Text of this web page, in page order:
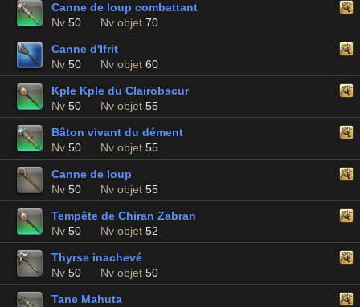
Canne de loup combattant
Nv 50 Nv objet 70
Canne d'Ifrit
Nv 50 Nv objet 60
Kple Kple du Clairobscur
Nv 50 Nv objet 55
Bâton vivant du dément
Nv 50 Nv objet 55
Canne de loup
Nv 50 Nv objet 55
Tempête de Chiran Zabran
Nv 50 Nv objet 52
Thyrse inachevé
Nv 50 Nv objet 50
Tane Mahuta